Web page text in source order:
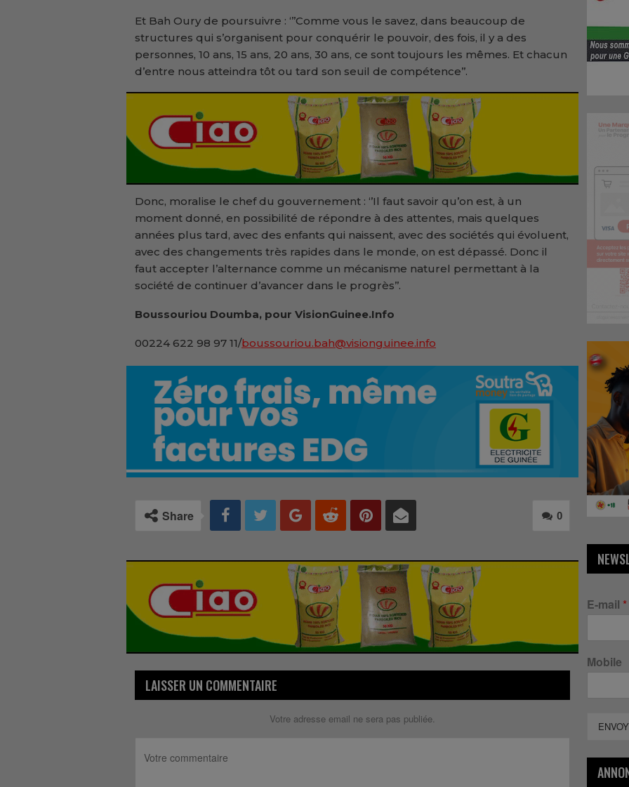
Et Bah Oury de poursuivre : ‘’’Comme vous le savez, dans beaucoup de
structures qui s’organisent pour conquérir le pouvoir, des fois, il y a des
personnes, 10 ans, 15 ans, 20 ans, 30 ans, ce sont toujours les mêmes. Et chacun
d’entre nous atteindra tôt ou tard son seuil de compétence’’.
Donc, moralise le chef du gouvernement : ‘’Il faut savoir qu’on est, à un
moment donné, en possibilité de répondre à des attentes, mais quelques
années plus tard, avec des enfants qui naissent, avec des sociétés qui évoluent,
avec des changements très rapides dans le monde, on est dépassé. Donc il
faut accepter l’alternance comme un mécanisme naturel permettant à la
société de continuer d’avancer dans le progrès’’.
Boussouriou Doumba, pour VisionGuinee.Info
00224 622 98 97 11/boussouriou.bah@visionguinee.info
0
Share
LAISSER UN COMMENTAIRE
Votre adresse email ne sera pas publiée.
E-mail *
Mobile